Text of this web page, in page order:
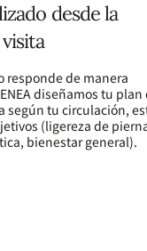
desde la
responde de manera
diseñamos tu plan
según tu circulación,
(ligereza de
bienestar general).